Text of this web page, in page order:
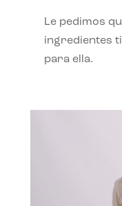
Le pedimos
ingredientes
para ella.